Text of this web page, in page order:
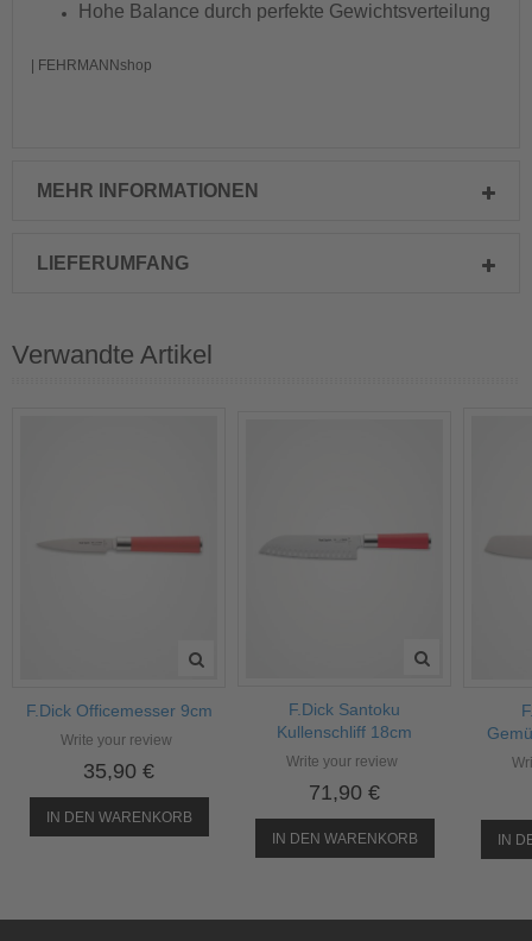
Hohe Balance durch perfekte Gewichtsverteilung
| FEHRMANNshop
MEHR INFORMATIONEN
LIEFERUMFANG
Verwandte Artikel
F.Dick Officemesser 9cm
Write your review
35,90 €
IN DEN WARENKORB
F.Dick Santoku
Kullenschliff 18cm
Write your review
71,90 €
IN DEN WARENKORB IN